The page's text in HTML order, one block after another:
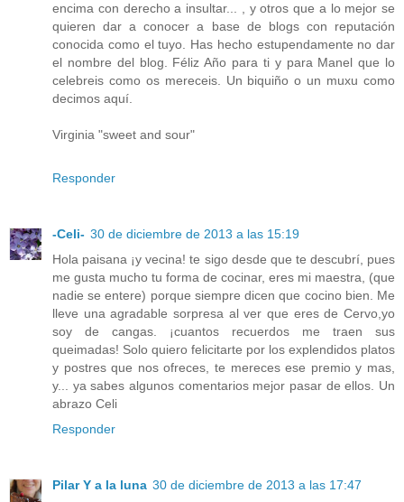
encima con derecho a insultar... , y otros que a lo mejor se
quieren dar a conocer a base de blogs con reputación
conocida como el tuyo. Has hecho estupendamente no dar
el nombre del blog. Féliz Año para ti y para Manel que lo
celebreis como os mereceis. Un biquiño o un muxu como
decimos aquí.
Virginia "sweet and sour"
Responder
-Celi- 30 de diciembre de 2013 a las 15:19
Hola paisana ¡y vecina! te sigo desde que te descubrí, pues
me gusta mucho tu forma de cocinar, eres mi maestra, (que
nadie se entere) porque siempre dicen que cocino bien. Me
lleve una agradable sorpresa al ver que eres de Cervo,yo
soy de cangas. ¡cuantos recuerdos me traen sus
queimadas! Solo quiero felicitarte por los explendidos platos
y postres que nos ofreces, te mereces ese premio y mas,
y... ya sabes algunos comentarios mejor pasar de ellos. Un
abrazo Celi
Responder
Pilar Y a la luna 30 de diciembre de 2013 a las 17:47